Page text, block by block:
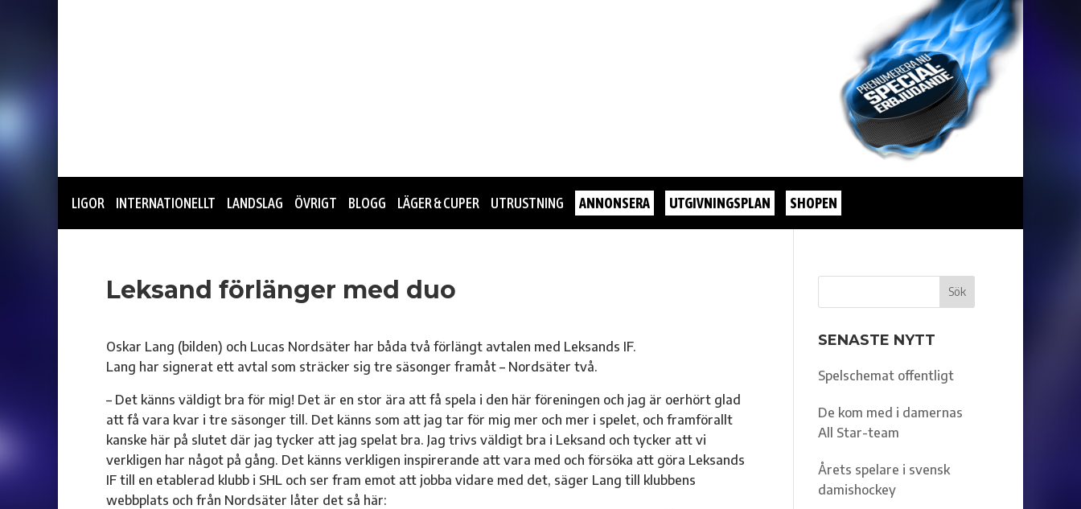
LIGOR INTERNATIONELLT LANDSLAG ÖVRIGT BLOGG LÄGER & CUPER UTRUSTNING ANNONSERA UTGIVNINGSPLAN SHOPEN
Leksand förlänger med duo
Oskar Lang (bilden) och Lucas Nordsäter har båda två förlängt avtalen med Leksands IF.
Lang har signerat ett avtal som sträcker sig tre säsonger framåt – Nordsäter två.
– Det känns väldigt bra för mig! Det är en stor ära att få spela i den här föreningen och jag är oerhört glad
att få vara kvar i tre säsonger till. Det känns som att jag tar för mig mer och mer i spelet, och framförallt
kanske här på slutet där jag tycker att jag spelat bra. Jag trivs väldigt bra i Leksand och tycker att vi
verkligen har något på gång. Det känns verkligen inspirerande att vara med och försöka att göra Leksands
IF till en etablerad klubb i SHL och ser fram emot att jobba vidare med det, säger Lang till klubbens
webbplats och från Nordsäter låter det så här:
SENASTE NYTT
Spelschemat offentligt
De kom med i damernas
All Star-team
Årets spelare i svensk
damishockey